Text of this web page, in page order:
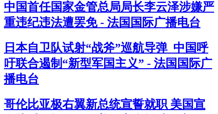
中国首任国家金管总局局长李云泽涉嫌严
重违纪违法遭罢免 - 法国国际广播电台
日本自卫队试射“战斧”巡航导弹 中国呼
吁联合遏制“新型军国主义” - 法国国际广
播电台
哥伦比亚极右翼新总统宣誓就职 美国宣